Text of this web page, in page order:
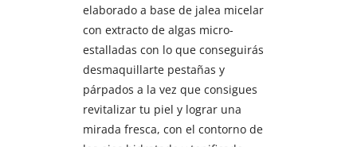
elaborado a base de jalea micelar
con extracto de algas micro-
estalladas con lo que conseguirás
desmaquillarte pestañas y
párpados a la vez que consigues
revitalizar tu piel y lograr una
mirada fresca, con el contorno de